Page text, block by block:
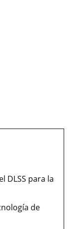
DLSS para la
de